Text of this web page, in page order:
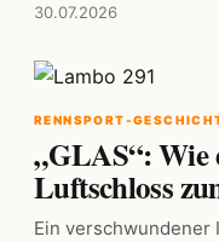
30.07.2026
RENNSPORT-
„GLAS“: Wie
Luftschloss
Ein verschwundener